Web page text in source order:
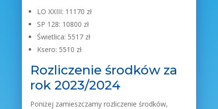
LO XXIII: 11170 zł
SP 128: 10800 zł
Świetlica: 5517 zł
Ksero: 5510 zł
Rozliczenie środków za
rok 2023/2024
Poniżej zamieszczamy rozliczenie środków,